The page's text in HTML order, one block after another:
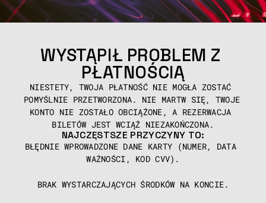
WYSTĄPIŁ PROBLEM Z
PŁATNOŚCIĄ
NIESTETY, TWOJA PŁATNOŚĆ NIE MOGŁA ZOSTAĆ
POMYŚLNIE PRZETWORZONA. NIE MARTW SIĘ, TWOJE
KONTO NIE ZOSTAŁO OBCIĄŻONE, A REZERWACJA
BILETÓW JEST WCIĄŻ NIEZAKOŃCZONA.
NAJCZĘSTSZE PRZYCZYNY TO:
BŁĘDNIE WPROWADZONE DANE KARTY (NUMER, DATA
WAŻNOŚCI, KOD CVV).
BRAK WYSTARCZAJĄCYCH ŚRODKÓW NA KONCIE.